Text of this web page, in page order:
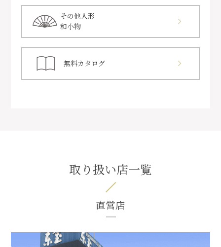
その他人形
和小物
無料カタログ
取り扱い店一覧
直営店